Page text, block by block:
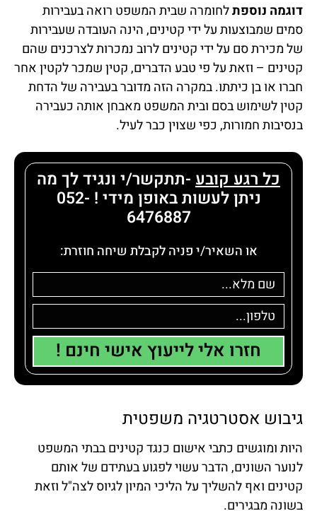
דוגמה נוספתלחומרה שבית המשפט רואה בעבירות
סמים שמבוצעות על ידי קטינים, הינה העובדה שעבירות
של מכירת סם על ידי קטינים לרוב נמכרות לצרכנים שהם
קטינים – וזאת על פי טבע הדברים, קטין שמכר לקטין אחר
חברו או בן כיתתו. במקרה הזה מדובר בעבירה של הדחת
קטין לשימוש בסם ובית המשפט מאבחן אותה כעבירה
בנסיבות חמורות, כפי שצוין כבר לעיל.
כל רגע קובע -תתקשר/י ונגיד לך מה
ניתן לעשות באופן מידי ! 052-
6476887
או השאיר/י פניה לקבלת שיחה חוזרת:
חזרו אלי לייעוץ אישי חינם !
גיבוש אסטרטגיה משפטית
היות ומוגשים כתבי אישום כנגד קטינים בבתי המשפט
לנוער השונים, הדבר עשוי לפגוע בעתידם של אותם
קטינים ואף להשליך על הליכי המיון לגיוס לצה"ל וזאת
בשונה מבגירים.